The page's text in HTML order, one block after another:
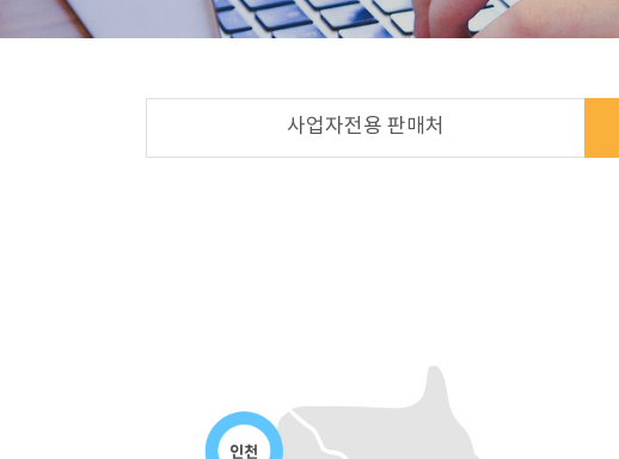
사업자전용 판매처